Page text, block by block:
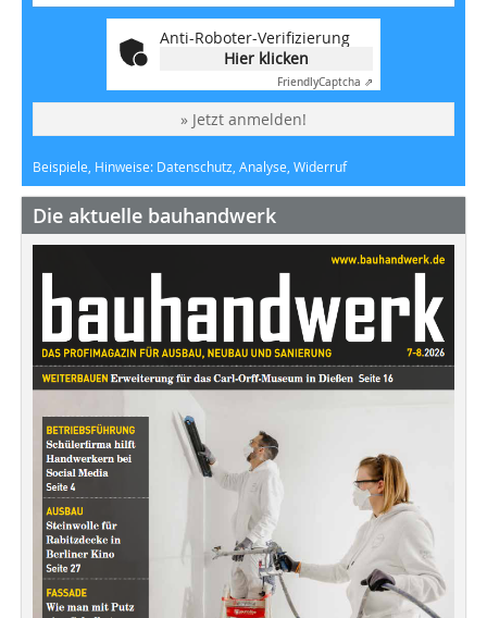
Anti-Roboter-Verifizierung
Hier klicken
FriendlyCaptcha ⇗
» Jetzt anmelden!
Beispiele, Hinweise: Datenschutz, Analyse, Widerruf
Die aktuelle bauhandwerk